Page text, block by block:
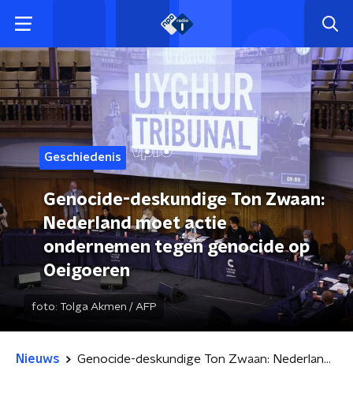
Geschiedenis
Genocide-deskundige Ton Zwaan:
Nederland moet actie
ondernemen tegen genocide op
Oeigoeren
foto: Tolga Akmen / AFP
Nieuws Genocide-deskundige Ton Zwaan: Nederland moet actie ondernemen tegen genocide op Oeigoeren